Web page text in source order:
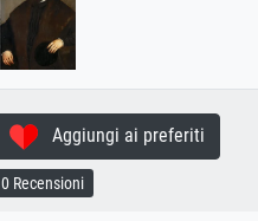
Aggiungi ai preferiti
0 Recensioni